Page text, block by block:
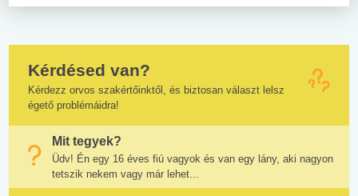
Kérdésed van?
Kérdezz orvos szakértőinktől, és biztosan választ lelsz
égető problémáidra!
Mit tegyek?
Üdv! Én egy 16 éves fiú vagyok és van egy lány, aki nagyon
tetszik nekem vagy már lehet...